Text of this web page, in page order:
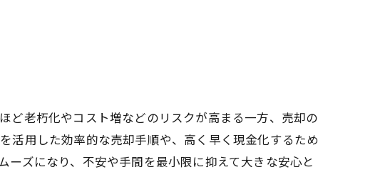
ど老朽化やコスト増などのリスクが高まる一方、売却の
活用した効率的な売却手順や、高く早く現金化するため
ズになり、不安や手間を最小限に抑えて大きな安心と